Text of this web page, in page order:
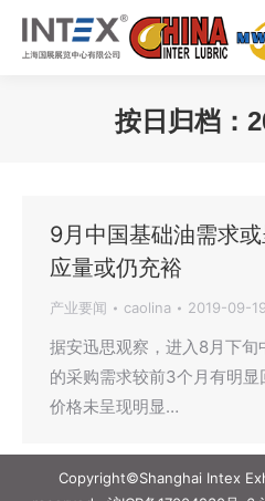
按日归档：
9月中国基础油需求
应量或仍充裕
产业要闻 caolina 2019-09-19
据安迅思观察，进入8月下
的采购需求较前3个月有明
价格未呈现明显…
Copyright©Shanghai Intex